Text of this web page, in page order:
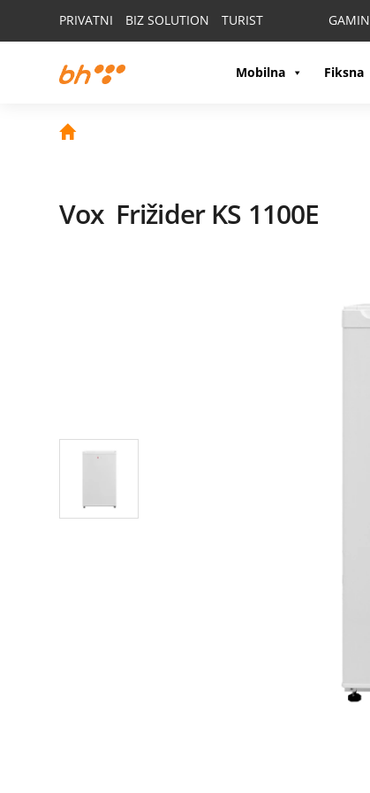
PRIVATNI BIZ SOLUTION TURIST
Mobilna Fiksna
Vox Frižider KS 1100E